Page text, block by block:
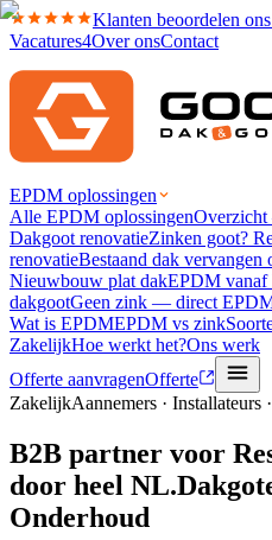
Klanten beoordelen
Vacatures4Over onsContact
EPDM oplossingen
Alle EPDM oplossingen
Dakgoot renovatieZinken goot?
renovatieBestaand dak vervangen
Nieuwbouw plat dakEPDM vanaf
dakgootGeen zink — direct
Wat is EPDMEPDM vs zink
ZakelijkHoe werkt het?Ons werk
Offerte aanvragenOfferte
ZakelijkAannemers · Installateurs
B2B partner voor
door heel NL.
Onderhoud